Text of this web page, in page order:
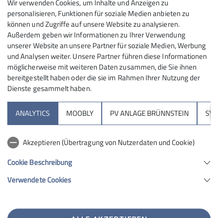
30
Sektion
Hochrieshütte
Sektion Rosenheim des Deutschen Alpenvereins e.V.
Wir verwenden Cookies, um Inhalte und Anzeigen zu
personalisieren, Funktionen für soziale Medien anbieten zu
können und Zugriffe auf unsere Website zu analysieren.
Außerdem geben wir Informationen zu Ihrer Verwendung
unserer Website an unsere Partner für soziale Medien, Werbung
und Analysen weiter. Unsere Partner führen diese Informationen
möglicherweise mit weiteren Daten zusammen, die Sie ihnen
bereitgestellt haben oder die sie im Rahmen Ihrer Nutzung der
Dienste gesammelt haben.
ANALYTICS MOOBLY PV ANLAGE BRÜNNSTEIN
Akzeptieren (Übertragung von Nutzerdaten und Cookie)
Cookie Beschreibung
Verwendete Cookies